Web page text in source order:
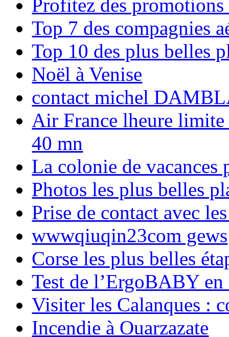
Profitez des
Top 7 des compagnies
Top 10 des plus belles
Noël à Venise
contact michel
Air France lheure limite
40 mn
La colonie de vacances
Photos les plus belles
Prise de contact avec
wwwqiuqin23com gews
Corse les plus belles
Test de l’ErgoBABY en
Visiter les Calanques :
Incendie à Ouarzazate